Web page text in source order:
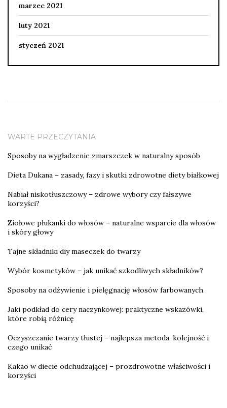
marzec 2021
luty 2021
styczeń 2021
WARTE PRZECZYTANIA
Sposoby na wygładzenie zmarszczek w naturalny sposób
Dieta Dukana – zasady, fazy i skutki zdrowotne diety białkowej
Nabiał niskotłuszczowy – zdrowe wybory czy fałszywe
korzyści?
Ziołowe płukanki do włosów – naturalne wsparcie dla włosów
i skóry głowy
Tajne składniki diy maseczek do twarzy
Wybór kosmetyków – jak unikać szkodliwych składników?
Sposoby na odżywienie i pielęgnację włosów farbowanych
Jaki podkład do cery naczynkowej: praktyczne wskazówki,
które robią różnicę
Oczyszczanie twarzy tłustej – najlepsza metoda, kolejność i
czego unikać
Kakao w diecie odchudzającej – prozdrowotne właściwości i
korzyści